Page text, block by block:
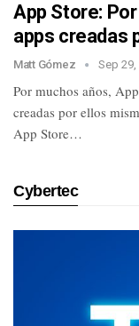
App Store:
apps creadas
Matt Gómez Sep 29,
Por muchos años,
creadas por ellos
App Store…
Cybertec